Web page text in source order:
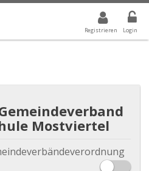
Registrieren Login
WERT IST ALLE
Gemeindeverband
Mostviertel